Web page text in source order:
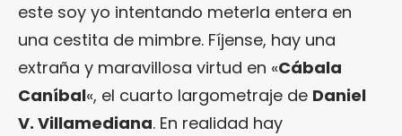
este soy yo intentando meterla entera en
una cestita de mimbre. Fíjense, hay una
extraña y maravillosa virtud en «Cábala
Caníbal«, el cuarto largometraje de Daniel
V. Villamediana. En realidad hay